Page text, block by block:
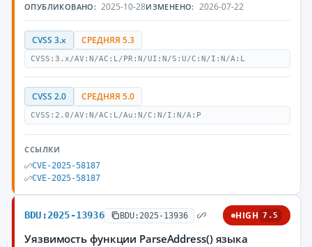
ОПУБЛИКОВАНО: 2025-10-28ИЗМЕНЕНО: 2026-07-22
CVSS 3.x СРЕДНЯЯ 5.3
CVSS:3.x/AV:N/AC:L/PR:N/UI:N/S:U/C:N/I:N/A:L
CVSS 2.0 СРЕДНЯЯ 5.0
CVSS:2.0/AV:N/AC:L/Au:N/C:N/I:N/A:P
ССЫЛКИ
CVE-2025-58187
CVE-2025-58187
BDU:2025-13936 BDU:2025-13936 HIGH 7.5
Уязвимость функции ParseAddress() языка